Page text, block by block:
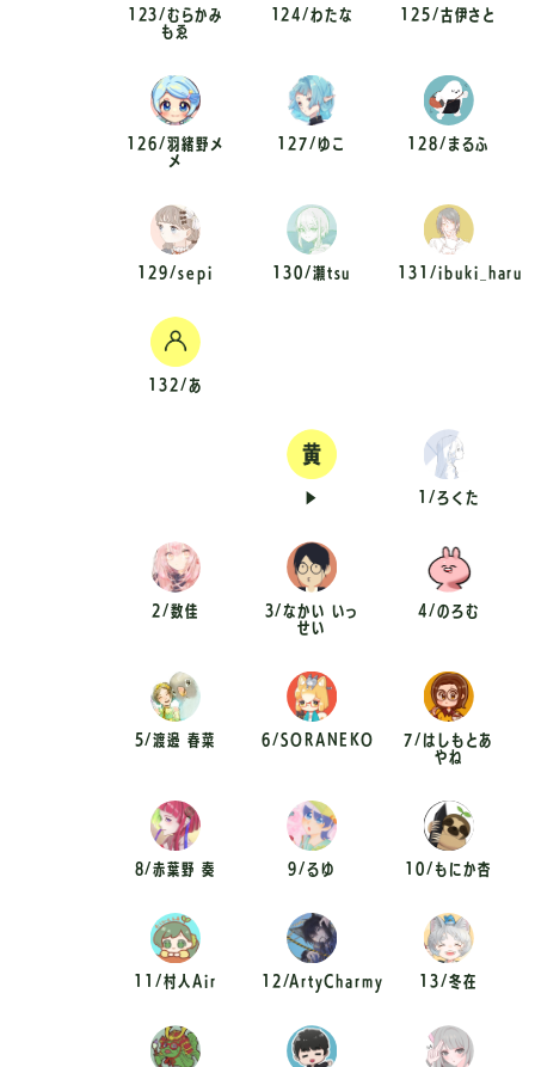
123/むらかみ
もゑ
124/わたな 125/古伊さと
126/羽緒野メ
メ
127/ゆこ 128/まるふ
129/sepi 130/瀬tsu 131/ibuki_haru
132/あ
▶︎ 1/ろくた
2/数佳 3/なかい いっ
せい
4/のろむ
5/渡邊 春菜 6/SORANEKO 7/はしもとあ
やね
8/赤葉野 奏 9/るゆ 10/もにか杏
11/村人Air 12/ArtyCharmy 13/冬在